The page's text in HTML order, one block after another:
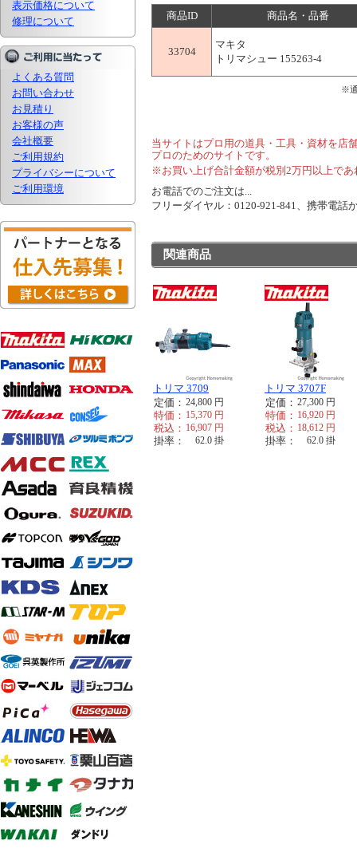
表示価格について
修理について
よくある質問
お問い合わせ
お見積り
お客様の声
会社概要
ご利用規約
プライバシーについて
ご利用環境
商品ID 商品名・品番
33704
マキタ
トリマシュー 155263-4
※
当サイトはプロ用の道具・工具・資材を店
プロのためのサイトです。
※お買い上げ合計金額が税別2万円以上で
お電話でのご注文は...
フリーダイヤル：0120-921-841、携帯電
関連商品
トリマ 3709
定価： 24,800 円
特価： 15,370 円
税込： 16,907 円
掛率： 62.0 掛
トリマ 3707F
定価： 27,300 円
特価： 16,920 円
税込： 18,612 円
掛率： 62.0 掛